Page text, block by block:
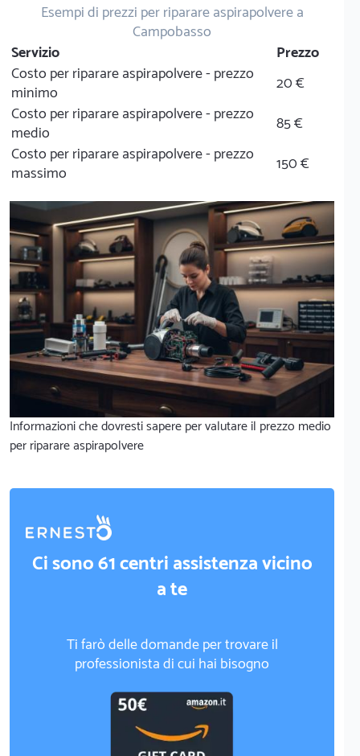
Esempi di prezzi per riparare aspirapolvere a
Campobasso
Servizio
Prezzo
Costo per riparare aspirapolvere - prezzo
minimo
20 €
Costo per riparare aspirapolvere - prezzo
medio
85 €
Costo per riparare aspirapolvere - prezzo
massimo
150 €
Informazioni che dovresti sapere per valutare il prezzo medio
per riparare aspirapolvere
Ci sono 61 centri assistenza vicino
a te
Ti farò delle domande per trovare il
professionista di cui hai bisogno